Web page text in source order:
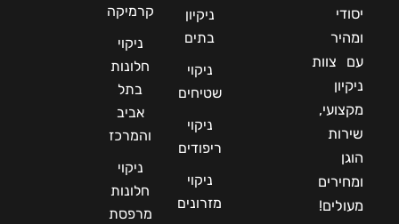
יסודי
ומהיר
עם צוות
ניקיון
מקצועי,
שירות
הוגן
ומחירים
מעולים!
ניקיון
בתים
ניקוי
שטיחים
ניקוי
ריפודים
ניקוי
מזרונים
קרמיקה
ניקוי
חלונות
בתל
אביב
והמרכז
ניקוי
חלונות
מרפסת